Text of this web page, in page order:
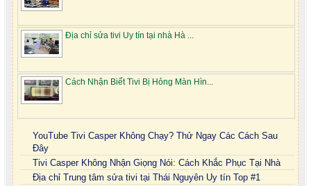
Địa chỉ sửa tivi Uy tín tại nhà Hà ...
Cách Nhận Biết Tivi Bị Hỏng Màn Hìn...
YouTube Tivi Casper Không Chạy? Thử Ngay Các Cách Sau
Đây
Tivi Casper Không Nhận Giọng Nói: Cách Khắc Phục Tại Nhà
Địa chỉ Trung tâm sửa tivi tại Thái Nguyên Uy tín Top #1